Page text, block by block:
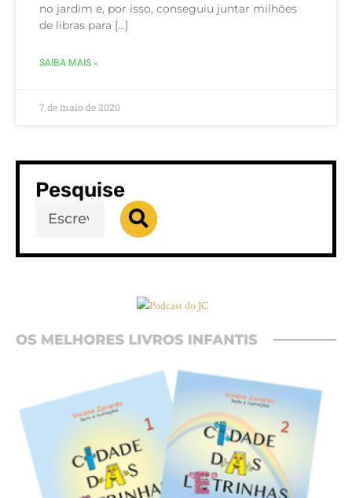
no jardim e, por isso, conseguiu juntar milhões
de libras para […]
SAIBA MAIS »
7 de maio de 2020
Pesquise